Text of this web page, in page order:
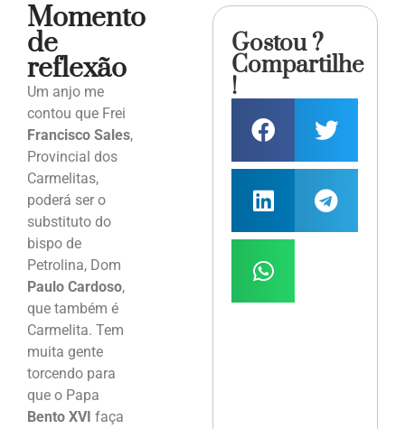
Momento
de
reflexão
Um anjo me
contou que Frei
Francisco Sales,
Provincial dos
Carmelitas,
poderá ser o
substituto do
bispo de
Petrolina, Dom
Paulo Cardoso,
que também é
Carmelita. Tem
muita gente
torcendo para
que o Papa
Bento XVI faça
Gostou ?
Compartilhe
!